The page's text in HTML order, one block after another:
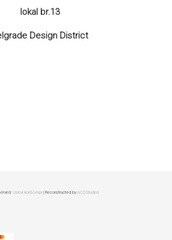
lokal br.13
Design District
Uslovi korišćenja | Reconstructed byACDStudios